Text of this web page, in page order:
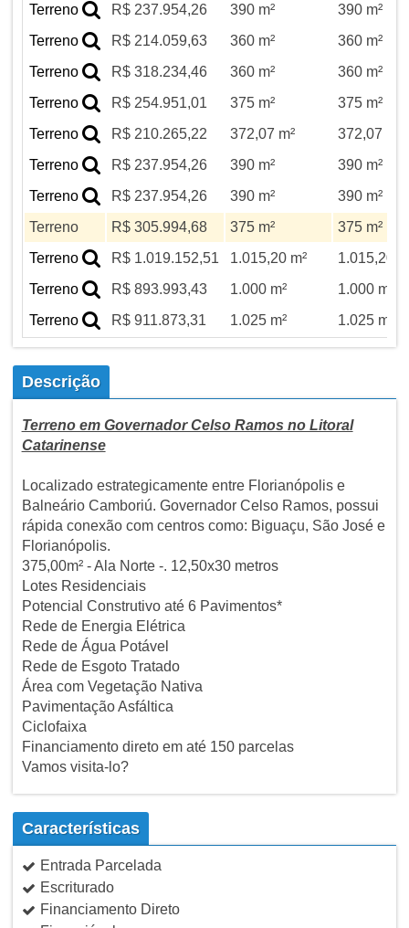
Terreno
R$ 237.954,26 390 m²
390 m²
Terreno
R$ 214.059,63 360 m²
360 m²
Terreno
R$ 318.234,46 360 m²
360 m²
Terreno
R$ 254.951,01 375 m²
375 m²
Terreno
R$ 210.265,22 372,07 m²
372,07 m²
Terreno
R$ 237.954,26 390 m²
390 m²
Terreno
R$ 237.954,26 390 m²
390 m²
Terreno
R$ 305.994,68 375 m²
375 m²
Terreno
R$ 1.019.152,51 1.015,20 m²
1.015,20
Terreno
R$ 893.993,43 1.000 m²
1.000 m²
Terreno
R$ 911.873,31 1.025 m² 1.025 m²
Descrição
Terreno em Governador Celso Ramos no Litoral
Catarinense
Localizado estrategicamente entre Florianópolis e
Balneário Camboriú. Governador Celso Ramos, possui
rápida conexão com centros como: Biguaçu, São José e
Florianópolis.
375,00m² - Ala Norte -. 12,50x30 metros
Lotes Residenciais
Potencial Construtivo até 6 Pavimentos*
Rede de Energia Elétrica
Rede de Água Potável
Rede de Esgoto Tratado
Área com Vegetação Nativa
Pavimentação Asfáltica
Ciclofaixa
Financiamento direto em até 150 parcelas
Vamos visita-lo?
Características
Entrada Parcelada
Escriturado
Financiamento Direto